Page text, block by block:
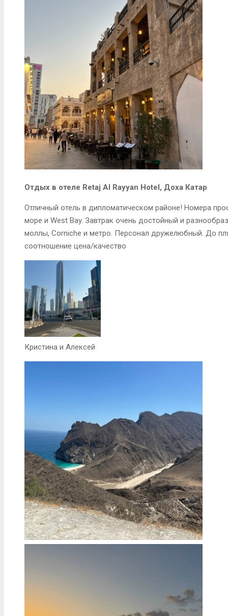
Отдых в отеле Retaj Al Rayyan Hotel, Доха Катар
Отличный отель в дипломатическом районе! Номера
море и West Bay. Завтрак очень достойный и
моллы, Corniche и метро. Персонал дружелюбный. До
соотношение цена/качество
Кристина и Алексей